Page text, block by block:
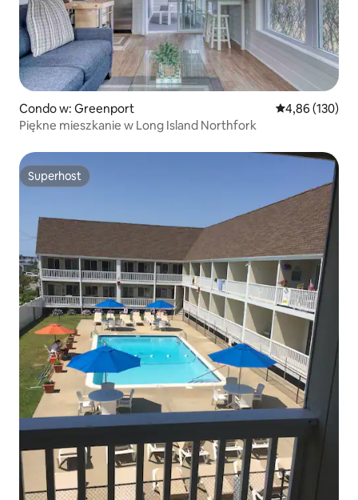
Condo w: Greenport Średnia
4,86 (130)
Piękne mieszkanie w Long Island Northfork
Superhost
Superhost